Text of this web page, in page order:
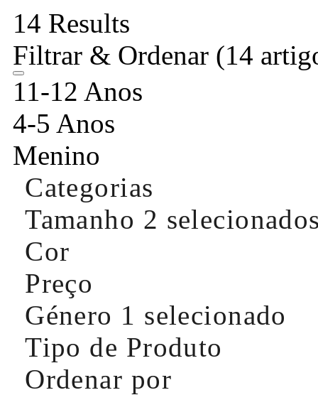
14 Results
Filtrar & Ordenar (14
11-12 Anos
4-5 Anos
Menino
Categorias
Tamanho 2
Cor
Preço
Género 1 selecionado
Tipo de Produto
Ordenar por